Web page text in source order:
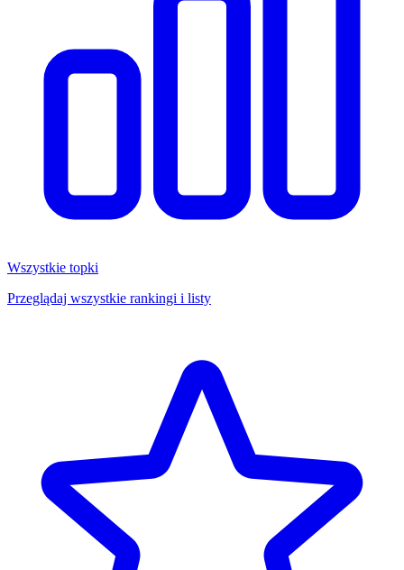
Wszystkie topki
Przeglądaj wszystkie rankingi i listy